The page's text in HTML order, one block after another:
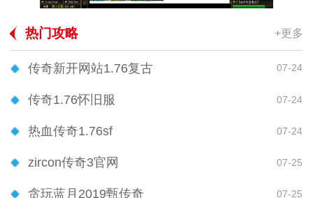
热门攻略 +更多
传奇新开网站1.76复古 07-24
传奇1.76怀旧服 07-24
热血传奇1.76sf 07-24
zircon传奇3官网 07-25
贪玩蓝月2019甄传奇 07-25